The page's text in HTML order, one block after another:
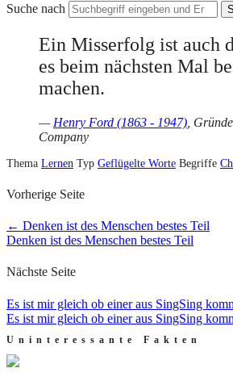
Suche nach
Ein Misserfolg ist auch
es beim nächsten Mal
machen.
— Henry Ford (1863 - 1947) ,
Company
Thema Lernen Typ Geflügelte Worte Begriffe
Vorherige Seite
← Denken ist des Menschen bestes Teil
Denken ist des Menschen bestes Teil
Nächste Seite
Es ist mir gleich ob einer aus SingSing
Es ist mir gleich ob einer aus SingSing
Uninteressante Fakten